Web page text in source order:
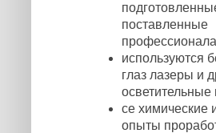
поставленные
используются
глаз лазеры и
се химические
опыты